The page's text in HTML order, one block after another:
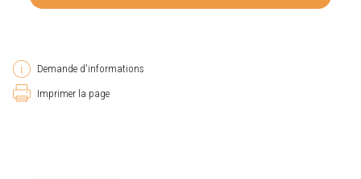
Demande d'informations
Imprimer la page